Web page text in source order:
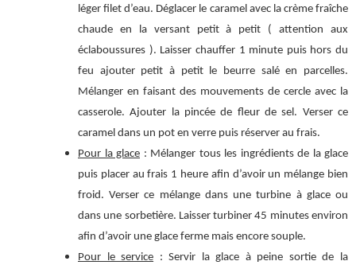
léger filet d’eau. Déglacer le caramel avec la crème fraîche
chaude en la versant petit à petit ( attention aux
éclaboussures ). Laisser chauffer 1 minute puis hors du
feu ajouter petit à petit le beurre salé en parcelles.
Mélanger en faisant des mouvements de cercle avec la
casserole. Ajouter la pincée de fleur de sel. Verser ce
caramel dans un pot en verre puis réserver au frais.
Pour la glace : Mélanger tous les ingrédients de la glace
puis placer au frais 1 heure afin d’avoir un mélange bien
froid. Verser ce mélange dans une turbine à glace ou
dans une sorbetière. Laisser turbiner 45 minutes environ
afin d’avoir une glace ferme mais encore souple.
Pour le service : Servir la glace à peine sortie de la